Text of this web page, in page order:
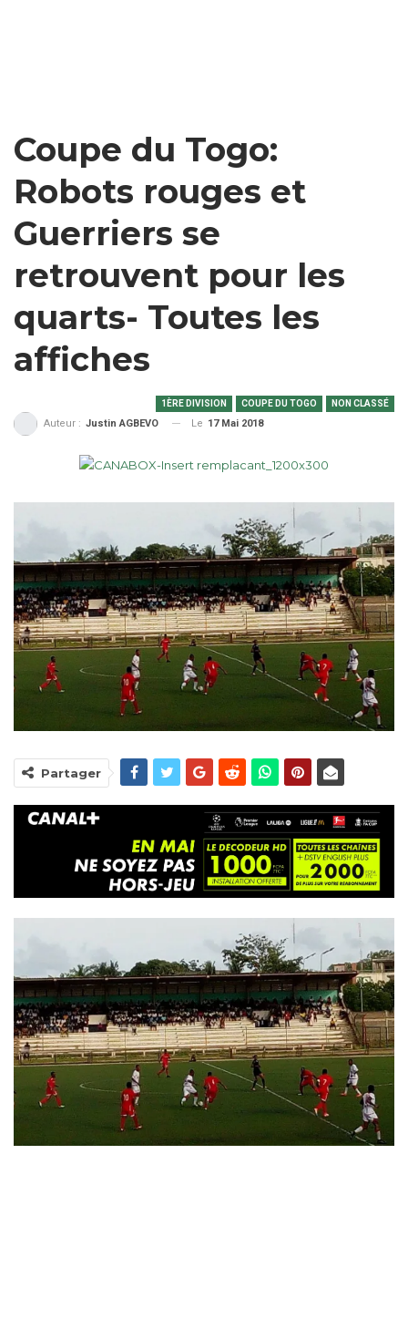
Coupe du Togo:
Robots rouges et
Guerriers se
retrouvent pour les
quarts- Toutes les
affiches
1ÈRE DIVISION COUPE DU TOGO NON CLASSÉ
Auteur : Justin AGBEVO Le 17 Mai 2018
Partager